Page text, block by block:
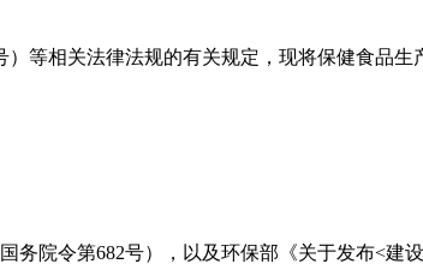
等相关法律法规的有关规定，现将保健食品
院令第682号），以及环保部《关于发布<建